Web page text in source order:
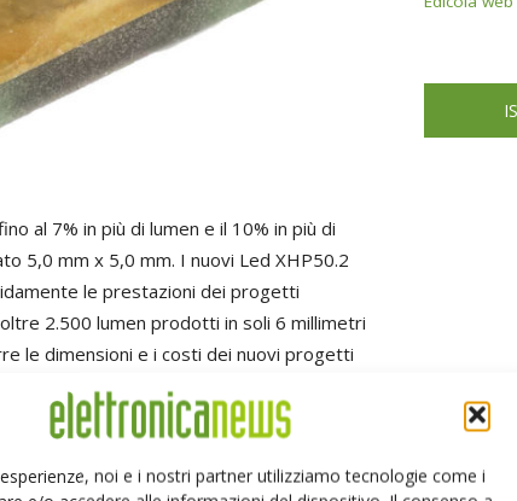
noi e i nostri partner utilizziamo tecnologie come i
al 7% in più di lumen e il 10% in più di
5,0 mm x 5,0 mm. I nuovi Led XHP50.2
le prestazioni dei progetti
2.500 lumen prodotti in soli 6 millimetri
le dimensioni e i costi dei nuovi progetti
come l'illuminazione stradale. Oltre ai
miglioramenti anche in termini di
ai produttori di offrire una migliore
dati LM-80, riducendo il tempo